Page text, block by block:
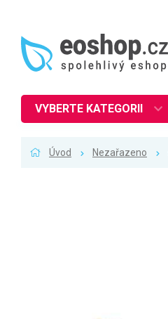
VYBERTE KATEGORII
Úvod Nezařazeno